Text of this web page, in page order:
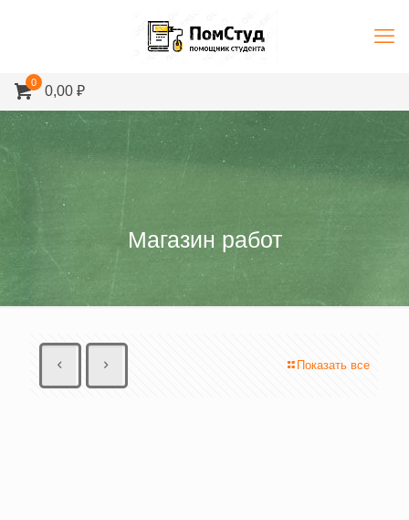
0
0,00 ₽
Магазин работ
Показать все